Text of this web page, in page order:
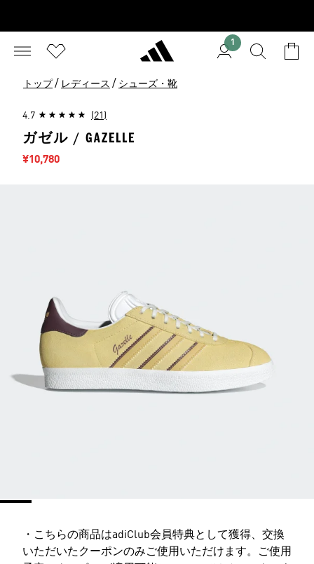
1
トップ / レディース / シューズ・靴
4.7 (21)
ガゼル / GAZELLE
セール価格
¥10,780
・こちらの商品はadiClub会員特典として獲得、交換
いただいたクーポンのみご使用いただけます。ご使用